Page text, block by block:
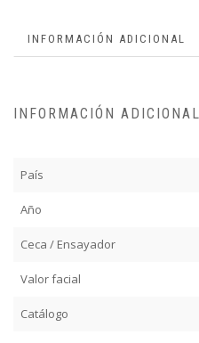
INFORMACIÓN ADICIONAL
INFORMACIÓN ADICIONAL
País
Año
Ceca / Ensayador
Valor facial
Catálogo